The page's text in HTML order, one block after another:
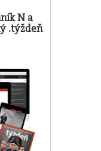
N a
.týždeň